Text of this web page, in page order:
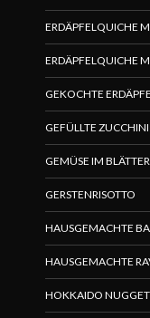
ERDÄPFELQUICHE
ERDÄPFELQUICHE
GEKOCHTE
GEFÜLLTE
GEMÜSE IM
GERSTENRISOTTO
HAUSGEMACHTE
HAUSGEMACHTE
HOKKAIDO